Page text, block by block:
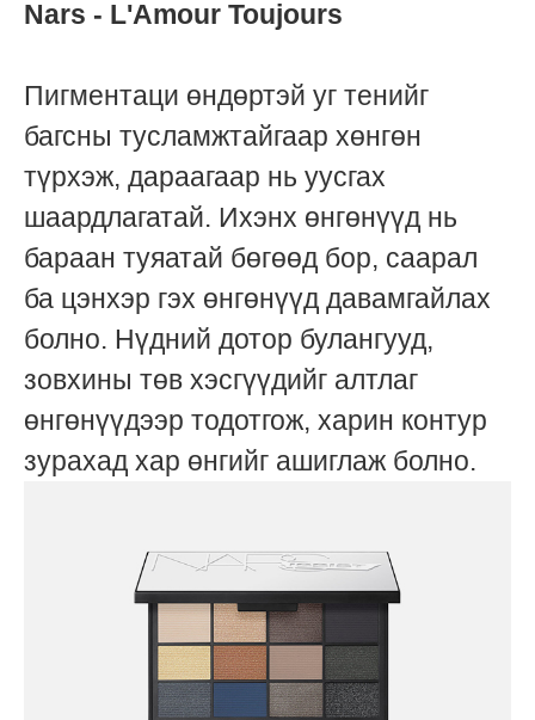
Nars - L'Amour Toujours
Пигментаци өндөртэй уг тенийг
багсны тусламжтайгаар хөнгөн
түрхэж, дараагаар нь уусгах
шаардлагатай. Ихэнх өнгөнүүд нь
бараан туяатай бөгөөд бор, саарал
ба цэнхэр гэх өнгөнүүд давамгайлах
болно. Нүдний дотор булангууд,
зовхины төв хэсгүүдийг алтлаг
өнгөнүүдээр тодотгож, харин контур
зурахад хар өнгийг ашиглаж болно.